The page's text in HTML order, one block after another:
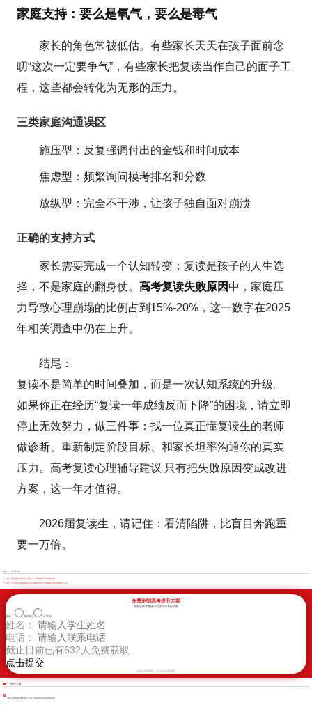
家庭支持：要么是氧气，要么是毒气
家长的角色常被低估。有些家长天天在孩子面前念
叨“这次一定要争气”，有些家长把复读当作自己的面子工
程，这些都会转化为无形的压力。
三类家庭沟通误区
施压型：反复强调付出的金钱和时间成本
焦虑型：频繁询问模考排名和分数
放纵型：完全不干涉，让孩子独自面对崩溃
正确的支持方式
家长需要完成一个认知转变：复读是孩子的人生选
择，不是家庭的翻身仗。高考复读失败原因中，家庭压
力导致心理崩塌的比例占到15%-20%，这一数字在2025
年相关调查中仍在上升。
结尾：
复读不是简单的时间叠加，而是一次认知系统的升级。
如果你正在经历“复读一年成绩反而下降”的困境，请立即
停止无效努力，做三件事：找一位真正懂复读生的老师
做诊断、重新制定阶段目标、和家长坦率沟通你的真实
压力。高考复读心理辅导建议 只有把失败原因变成改进
方案，这一年才值得。
2026届复读生，请记住：看清陷阱，比盲目奔跑重
要一万倍。
标签： 高考复读
上一篇：复读提分陷阱坑了多少人？成都家长最该看这篇
下一篇： 不适合高考复读的学生有哪些共性？成都家长最该警惕这三点
免费定制高考提升方案
您的选择将直接决定孩子高考的成败
选科： 物理组 化学组
姓名：
电话：
截止目前已有632人免费获取
新学高考郑重承诺，以上信息将严格保密
相关文章
眉山主城区高考复读怎么选？真实学生亲述择校真相